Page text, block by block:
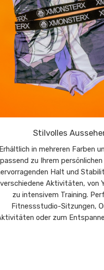
Stilvolles
Erhältlich in mehreren Farben
passend zu Ihrem
Halt und
verschiedene Aktivitäten, von
zu intensivem Training.
Fitnessstudio-Sitzungen,
oder zum